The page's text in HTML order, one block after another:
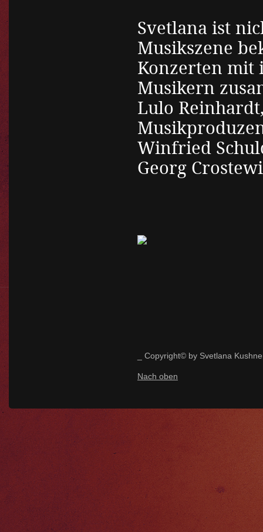
Svetlana ist
Musikszene
Konzerten mit
Musikern
Lulo
Winfried
Georg
_ Copyright© by Svetlana
Nach oben